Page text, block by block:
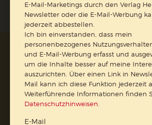
AGB und Widerrufsbelehrung
Barrierefreiheit
Vertrag widerrufen
E-Mail-Marketings durch den Verlag
Newsletter oder die E-Mail-Werbung
jederzeit abbestellen.
Ich bin einverstanden, dass mein
personenbezogenes
und E-Mail-Werbung erfasst und
um die Inhalte besser auf meine
auszurichten. Über einen Link in
Mail kann ich diese Funktion jederzeit
Weiterführende Informationen finden
Datenschutzhinweisen
E-Mail